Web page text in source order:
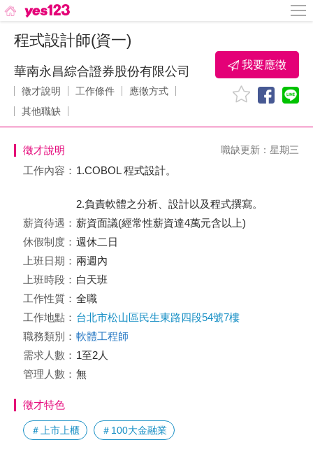
程式設計師(資一)
華南永昌綜合證券股份有限公司
徵才說明 工作條件
應徵方式
其他職缺
我要應徵
徵才說明 職缺更新：星期三
工作內容： 1.COBOL 程式設計。
2.負責軟體之分析、設計以及程式撰寫。
薪資待遇： 薪資面議(經常性薪資達4萬元含以上)
休假制度： 週休二日
上班日期： 兩週內
上班時段： 白天班
工作性質： 全職
工作地點： 台北市松山區民生東路四段54號7樓
職務類別： 軟體工程師
需求人數： 1至2人
管理人數： 無
徵才特色
＃上市上櫃 ＃100大金融業